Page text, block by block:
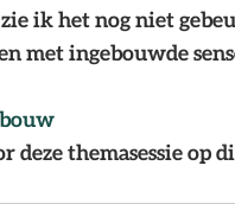
ik het nog niet
met ingebouwde
themasessie op